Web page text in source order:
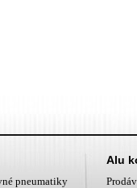
pneumatiky
Alu